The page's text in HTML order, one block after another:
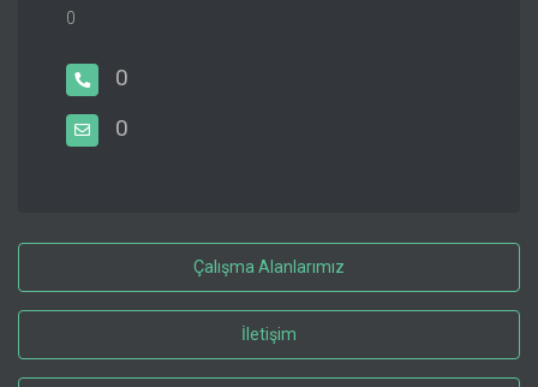
0
0
0
Çalışma Alanlarımız
İletişim